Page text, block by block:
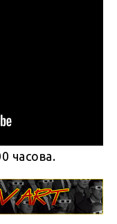
часова.